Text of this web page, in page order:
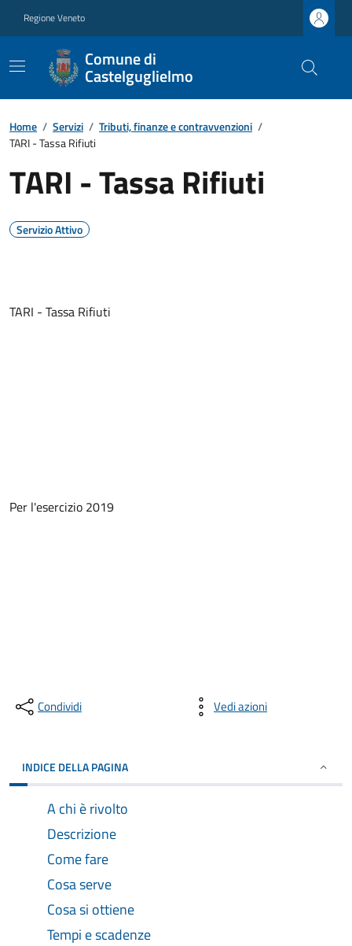
Regione Veneto
Comune di
Castelguglielmo
Home / Servizi / Tributi, finanze e contravvenzioni /
TARI - Tassa Rifiuti
TARI - Tassa Rifiuti
Servizio Attivo
TARI - Tassa Rifiuti
Per l'esercizio 2019
Condividi Vedi azioni
INDICE DELLA PAGINA
A chi è rivolto
Descrizione
Come fare
Cosa serve
Cosa si ottiene
Tempi e scadenze